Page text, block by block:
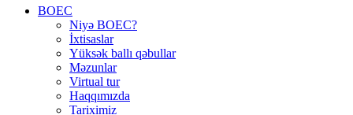
BOEC
Niyə BOEC?
İxtisaslar
Yüksək ballı qəbullar
Məzunlar
Virtual tur
Haqqımızda
Tariximiz